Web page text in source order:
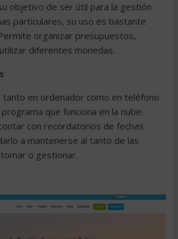
objetivo de ser útil para la gestión
particulares, su uso es bastante
organizar presupuestos,
diferentes monedas.
tanto en ordenador como en teléfono
que funciona en la nube.
con recordatorios de fechas
a mantenerse al tanto de las
o gestionar.